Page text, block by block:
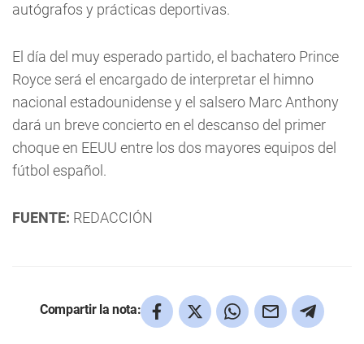
autógrafos y prácticas deportivas.
El día del muy esperado partido, el bachatero Prince
Royce será el encargado de interpretar el himno
nacional estadounidense y el salsero Marc Anthony
dará un breve concierto en el descanso del primer
choque en EEUU entre los dos mayores equipos del
fútbol español.
FUENTE: REDACCIÓN
Compartir la nota: